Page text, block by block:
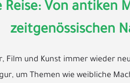
Von antiken
zeitgenössischen
Film und Kunst immer wieder
um Themen wie weibliche